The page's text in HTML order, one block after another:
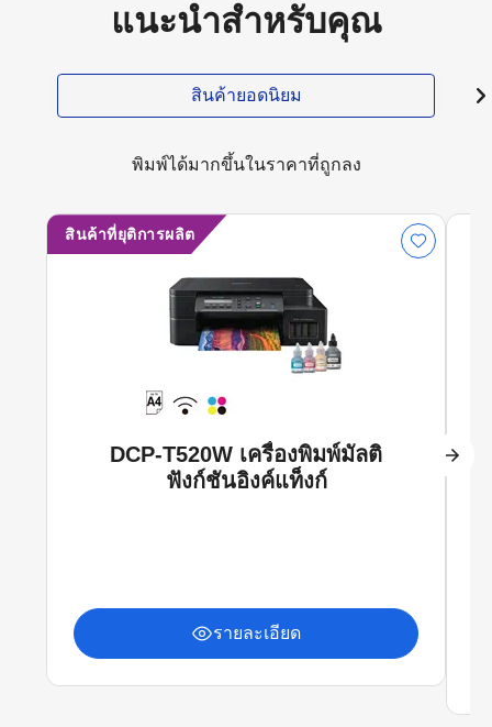
แนะนำสำหรับคุณ
สินค้ายอดนิยม
พิมพ์ได้มากขึ้นในราคาที่ถูกลง
สินค้าที่ยุติการผลิต
DCP-T520W เครื่องพิมพ์มัลติ
ฟังก์ชันอิงค์แท็งก์
รายละเอียด